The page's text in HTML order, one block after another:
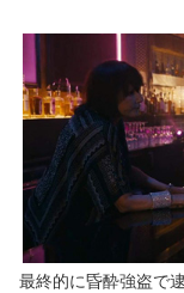
最終的に昏酔強盗で